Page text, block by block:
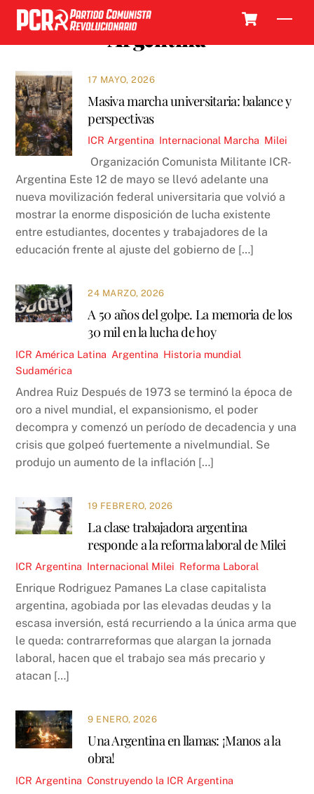
Skip
content
Argentina
17 MAYO, 2026
Masiva marcha universitaria: balance y
perspectivas
ICR Argentina Internacional Marcha Milei
Organización Comunista Militante ICR-
Argentina Este 12 de mayo se llevó adelante una
nueva movilización federal universitaria que volvió a
mostrar la enorme disposición de lucha existente
entre estudiantes, docentes y trabajadores de la
educación frente al ajuste del gobierno de […]
24 MARZO, 2026
A 50 años del golpe. La memoria de los
30 mil en la lucha de hoy
ICR América Latina Argentina Historia mundial
Sudamérica
Andrea Ruiz Después de 1973 se terminó la época de
oro a nivel mundial, el expansionismo, el poder
decompra y comenzó un período de decadencia y una
crisis que golpeó fuertemente a nivelmundial. Se
produjo un aumento de la inflación […]
19 FEBRERO, 2026
La clase trabajadora argentina
responde a la reforma laboral de Milei
ICR Argentina Internacional Milei Reforma Laboral
Enrique Rodriguez Pamanes La clase capitalista
argentina, agobiada por las elevadas deudas y la
escasa inversión, está recurriendo a la única arma que
le queda: contrarreformas que alargan la jornada
laboral, hacen que el trabajo sea más precario y
atacan […]
9 ENERO, 2026
Una Argentina en llamas: ¡Manos a la
obra!
ICR Argentina ,Construyendo la ICR Argentina